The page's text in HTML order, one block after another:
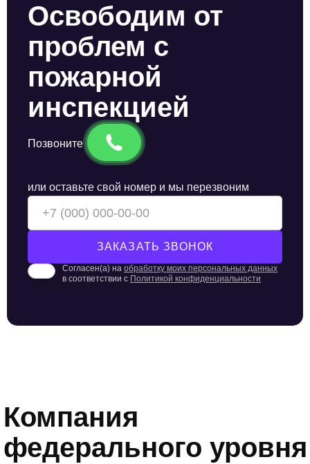
Освободим от
проблем с
пожарной
инспекцией
Позвоните
или оставьте свой номер и мы перезвоним
Согласен(а) на обработку моих персональных данных
в соответствии с Политикой конфиденциальности
Компания
федерального уровня